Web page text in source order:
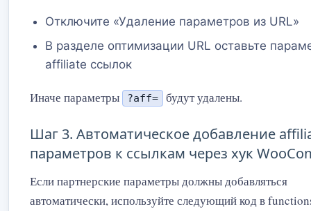
Отключите «Удаление параметров из URL»
В разделе оптимизации URL оставьте
affiliate ссылок
Иначе параметры ?aff= будут удалены.
Шаг 3. Автоматическое добавление
параметров к ссылкам через хук
Если партнерские параметры должны добавляться
автоматически, используйте следующий код в